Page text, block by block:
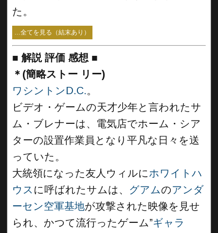
た。
...全てを見る（結末あり）
■ 解説 評価 感想 ■
＊(簡略ストー リー)
ワシントンD.C.。
ビデオ・ゲームの天才少年と言われたサ
ム・ブレナーは、電気店でホーム・シア
ターの設置作業員となり平凡な日々を送
っていた。
大統領になった友人ウィルにホワイトハ
ウス に呼ばれたサムは、 グアムのアンダ
ーセン空軍基地が攻撃された映像を見せ
られ、かつて流行ったゲーム”ギャラ